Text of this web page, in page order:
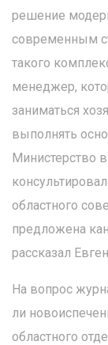
решение
современным
такого
менеджер,
заниматься
выполнять
Министерство
областного
предложена
рассказал
На вопрос
ли
областного